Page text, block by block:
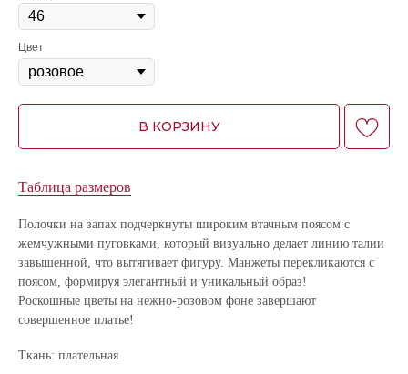
Цвет
В КОРЗИНУ
Таблица размеров
Полочки на запах подчеркнуты широким втачным поясом с
жемчужными пуговками, который визуально делает линию талии
завышенной, что вытягивает фигуру. Манжеты перекликаются с
поясом, формируя элегантный и уникальный образ!
Роскошные цветы на нежно-розовом фоне завершают
совершенное платье!
Ткань: плательная